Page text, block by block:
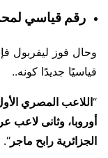
رقم قياسي
وحال فوز ليفربول
قياسيًا جديدًا كونه..
“اللاعب المصري
أوروبا، وثانى لاعب
الجزائرية رابح ماجر“.